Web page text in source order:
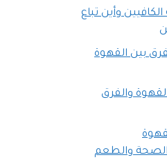
وأين تباع
بين القهوة
والفرق
والطعم